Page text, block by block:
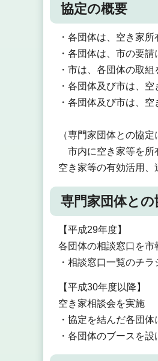
協定の概要
・各団体は、空き家
・各団体は、市の要
・市は、各団体の取組
・各団体及び市は、
・各団体及び市は、
（専門家団体との協定
市内に空き家等を所
空き家等の有効活用、
専門家団体と
【平成29年度】
各団体の相談窓口を
・相談窓口一覧のチ
【平成30年度以降】
空き家相談会を実施
・協定を結んだ各団
・各団体のブースを